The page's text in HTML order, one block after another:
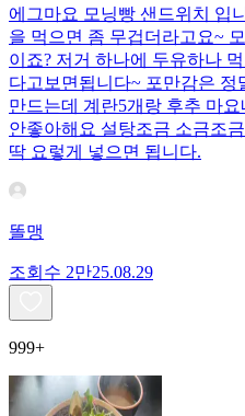
에그마요 모닝빵 샌드위치 입
을 먹으면 좀 무겁더라고요~
이죠? 저거 하나에 두유하나
다고보면됩니다~ 포만감은 정
만드는데 계란5개랑 후추 마
안좋아해요 설탕조금 소금조
딱 요렇게 넣으면 됩니다.
똘맹
조회수 2만25.08.29
999+